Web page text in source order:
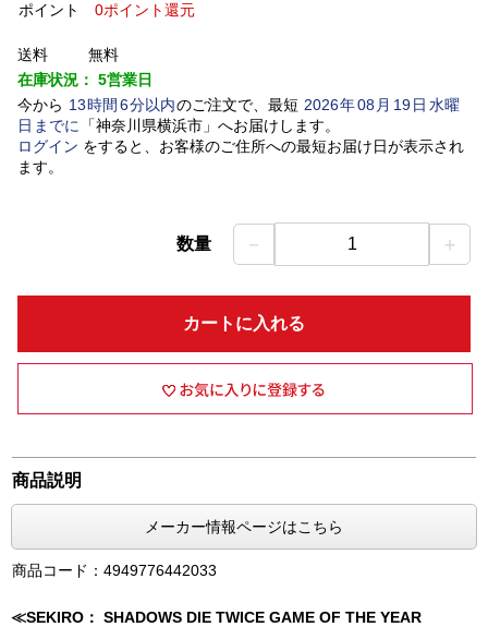
ポイント
0ポイント還元
送料
無料
在庫状況： 5営業日
今から 13時間 6分以内のご注文で、最短 2026年08 月 19日水曜
日 までに 「神奈川県横浜市」 へお届けします。
ログイン をすると、お客様のご住所への最短お届け日が表示され
ます。
数量 － 1 ＋
カートに入れる
商品説明
メーカー情報ページはこちら
商品コード：4949776442033
≪SEKIRO： SHADOWS DIE TWICE GAME OF THE YEAR